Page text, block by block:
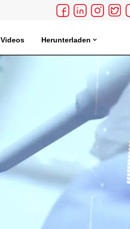
Videos Herunterladen